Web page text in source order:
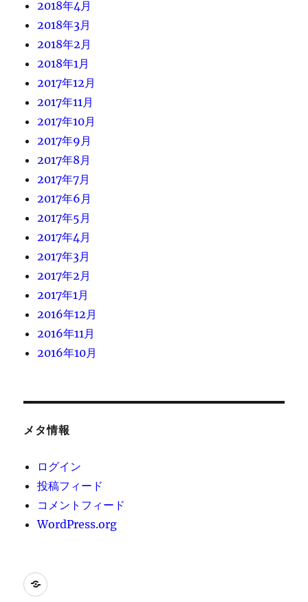
2018年4月
2018年3月
2018年2月
2018年1月
2017年12月
2017年11月
2017年10月
2017年9月
2017年8月
2017年7月
2017年6月
2017年5月
2017年4月
2017年3月
2017年2月
2017年1月
2016年12月
2016年11月
2016年10月
メタ情報
ログイン
投稿フィード
コメントフィード
WordPress.org
[instagram-